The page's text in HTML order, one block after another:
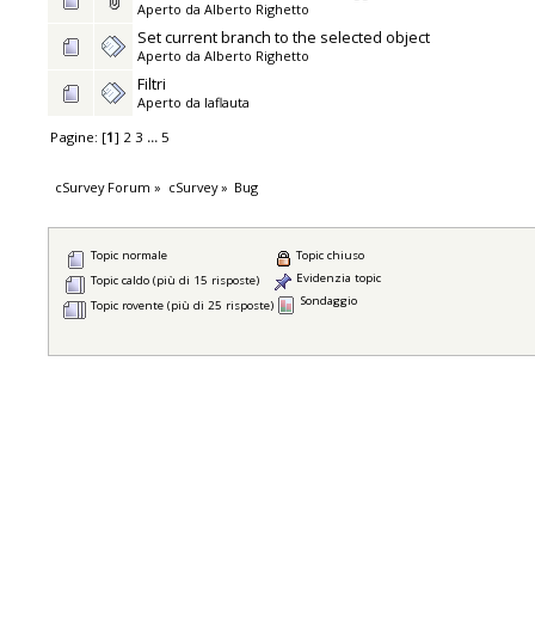
Aperto da Alberto Righetto
Set current branch to the selected object
Aperto da Alberto Righetto
Filtri
Aperto da laflauta
Pagine: [1] 2 3 ... 5
cSurvey Forum » cSurvey» Bug
Topic normale
Topic caldo (più di 15 risposte)
Topic rovente (più di 25 risposte)
Topic chiuso
Evidenzia topic
Sondaggio